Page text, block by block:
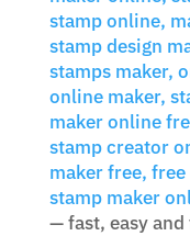
stamp online,
stamp design
stamps maker,
online maker,
maker online
stamp creator
maker free,
stamp maker
— fast, easy and